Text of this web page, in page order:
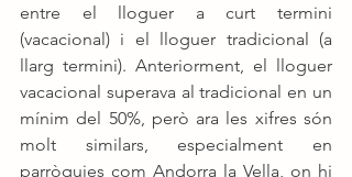
entre el lloguer a curt termini
(vacacional) i el lloguer tradicional (a
llarg termini). Anteriorment, el lloguer
vacacional superava al tradicional en un
mínim del 50%, però ara les xifres són
molt similars, especialment en
parròquies com Andorra la Vella, on hi